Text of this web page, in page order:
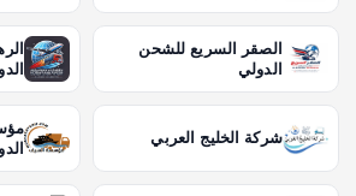
الصقر السريع للشحن
الدولي
شركة الخليج العربي